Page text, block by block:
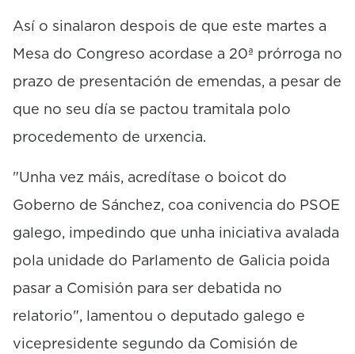
Así o sinalaron despois de que este martes a
Mesa do Congreso acordase a 20ª prórroga no
prazo de presentación de emendas, a pesar de
que no seu día se pactou tramitala polo
procedemento de urxencia.
"Unha vez máis, acredítase o boicot do
Goberno de Sánchez, coa conivencia do PSOE
galego, impedindo que unha iniciativa avalada
pola unidade do Parlamento de Galicia poida
pasar a Comisión para ser debatida no
relatorio", lamentou o deputado galego e
vicepresidente segundo da Comisión de